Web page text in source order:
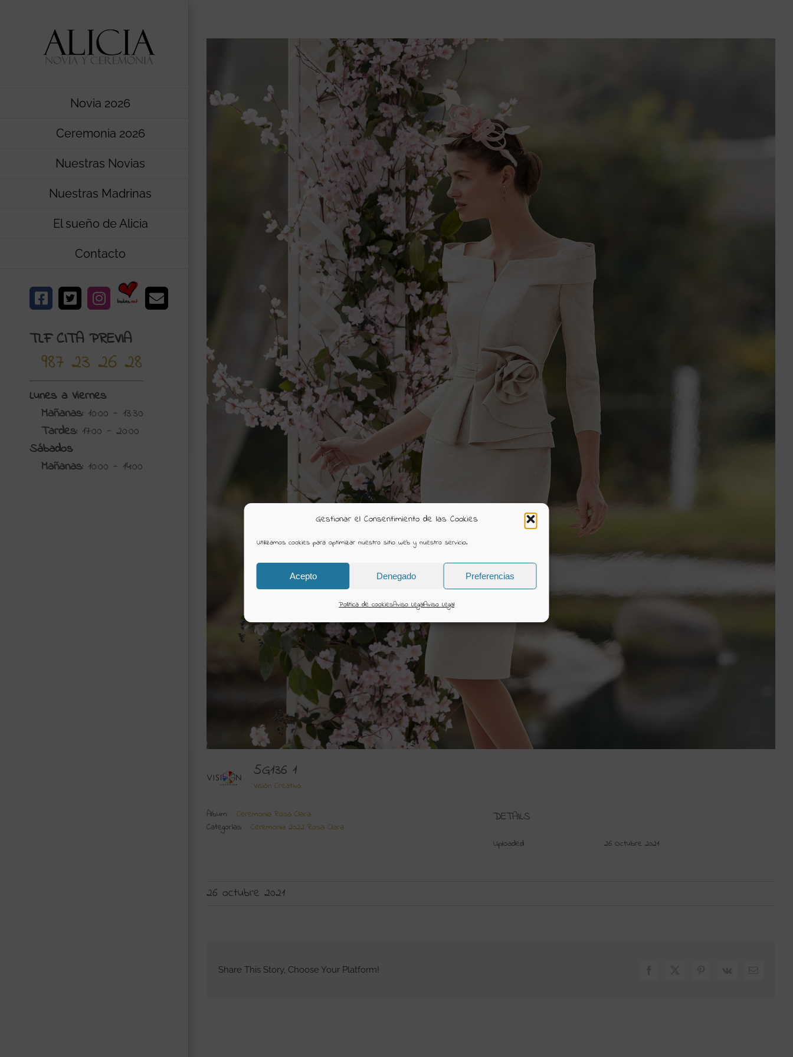
Gestionar el Consentimiento de las Cookies
Utilizamos cookies para optimizar nuestro sitio web y nuestro servicio.
Acepto Denegado Preferencias
Política de cookiesAviso LegalAviso Legal
Novia 2026
Ceremonia 2026
Nuestras Novias
Nuestras Madrinas
El sueño de Alicia
Contacto
Facebook
X Instagram
Bodas.net
Correo
TLF CITA PREVIA
987 23 26 28
Lunes a Viernes
Mañanas: 10:00 - 13:30
Tardes: 17:00 - 20:00
Sábados
Mañanas: 10:00 - 14:00
5G136 1
Visión Creativa
Álbum:
Ceremonia Rosa Clara
Categorías:
Ceremonia 2022 Rosa Clara
DETAILS
Uploaded 26 Octubre 2021
26 octubre 2021
Share This Story, Choose Your Platform!